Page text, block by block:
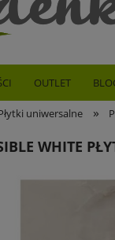
OUTLET
uniwersalne »
WHITE